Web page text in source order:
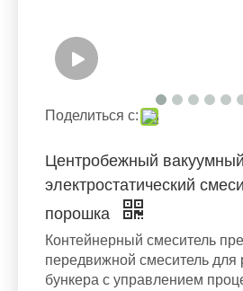
Поделиться с:
Центробежный вакуумный
электростатический
порошка
Контейнерный смеситель
передвижной смеситель для
бункера с управлением